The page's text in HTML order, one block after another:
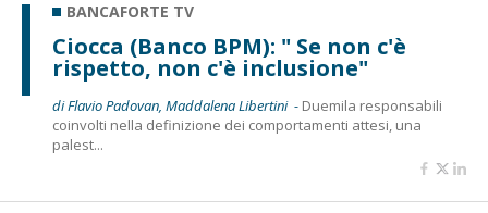
BANCAFORTE TV
Ciocca (Banco BPM): " Se non c'è
rispetto, non c'è inclusione"
di Flavio Padovan, Maddalena Libertini - Duemila responsabili
coinvolti nella definizione dei comportamenti attesi, una
palest...